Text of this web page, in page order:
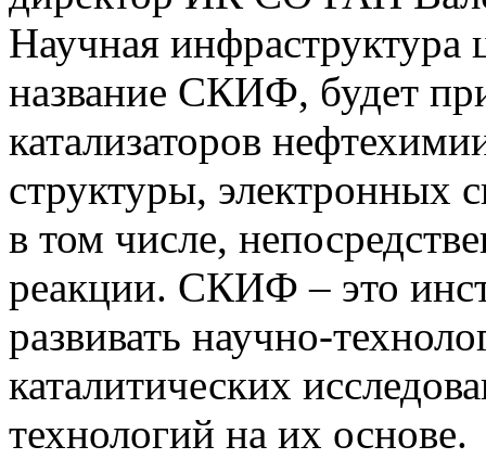
Научная инфраструктура
название СКИФ, будет
катализаторов
структуры, электронных
в том числе,
реакции. СКИФ – это
развивать научно-
каталитических
технологий на их основе.